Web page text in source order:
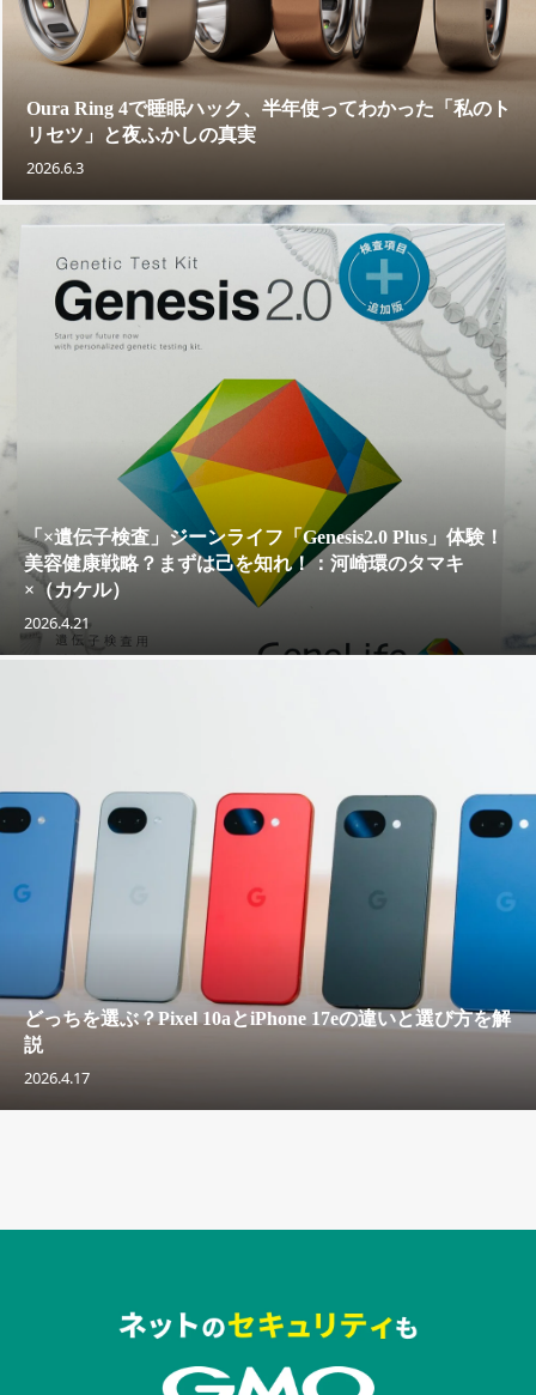
Oura Ring 4で睡眠ハック、半年使ってわかった「私のト
リセツ」と夜ふかしの真実
2026.6.3
「×遺伝子検査」ジーンライフ「Genesis2.0 Plus」体験！
美容健康戦略？まずは己を知れ！：河崎環のタマキ
×（カケル）
2026.4.21
どっちを選ぶ？Pixel 10aとiPhone 17eの違いと選び方を解
説
2026.4.17
セキュリティキャンペーンでのバナー